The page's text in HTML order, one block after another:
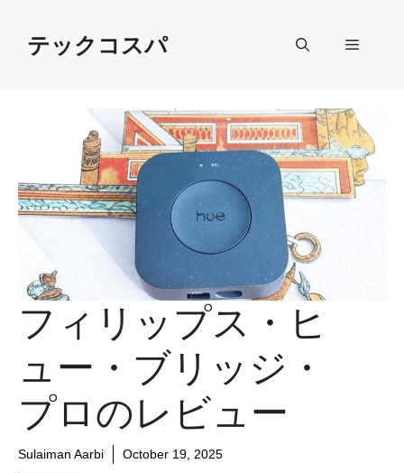
contentテックコスパ Menu
フィリップス・ヒ
ュー・ブリッジ・
プロのレビュー
Sulaiman Aarbi October 19, 2025